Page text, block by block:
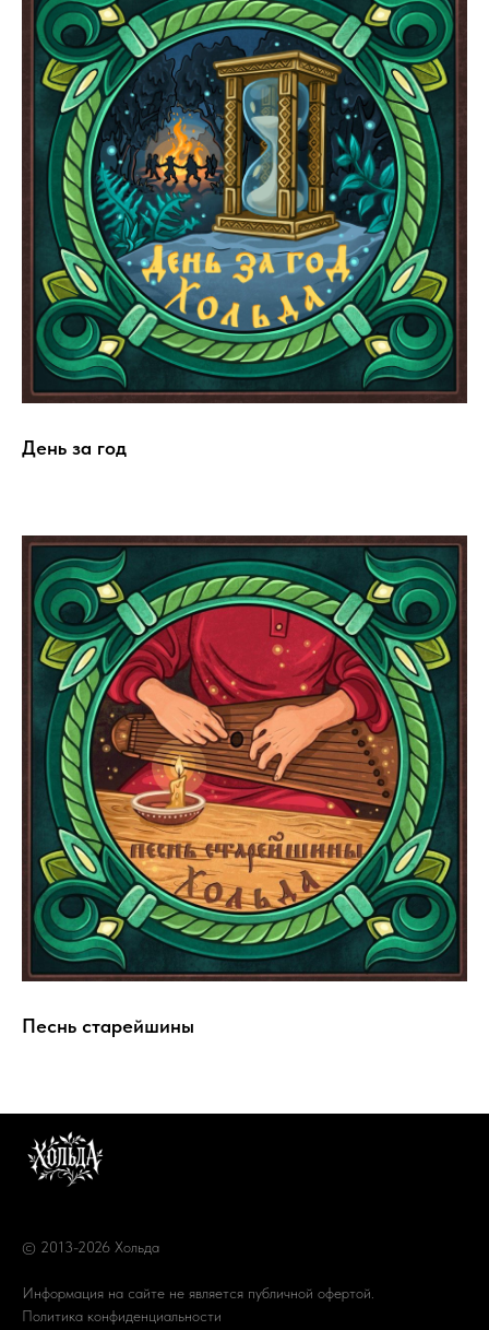
День за год
Песнь старейшины
© 2013-2026 Хольда
Информация на сайте не является публичной офертой.
Политика конфиденциальности